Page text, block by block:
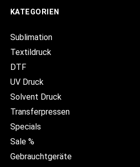
KATEGORIEN
Sublimation
Textildruck
DTF
UV Druck
Solvent Druck
Transferpressen
Specials
Sale %
Gebrauchtgeräte